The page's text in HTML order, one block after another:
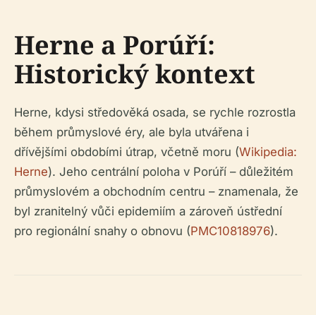
Herne a Porúří:
Historický kontext
Herne, kdysi středověká osada, se rychle rozrostla
během průmyslové éry, ale byla utvářena i
dřívějšími obdobími útrap, včetně moru (Wikipedia:
Herne). Jeho centrální poloha v Porúří – důležitém
průmyslovém a obchodním centru – znamenala, že
byl zranitelný vůči epidemiím a zároveň ústřední
pro regionální snahy o obnovu (PMC10818976).